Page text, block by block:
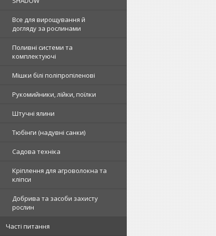
Все для вирощування й
догляду за рослинами
Поливні системи та
комплектуючі
Мішки білі поліпропіленові
Рукомийники, лійки, поїлки
Штучні ялини
Тюбінги (надувні санки)
Садова техніка
Кріплення для агроволокна та
кліпси
Добрива та засоби захисту
рослин
Часті питання